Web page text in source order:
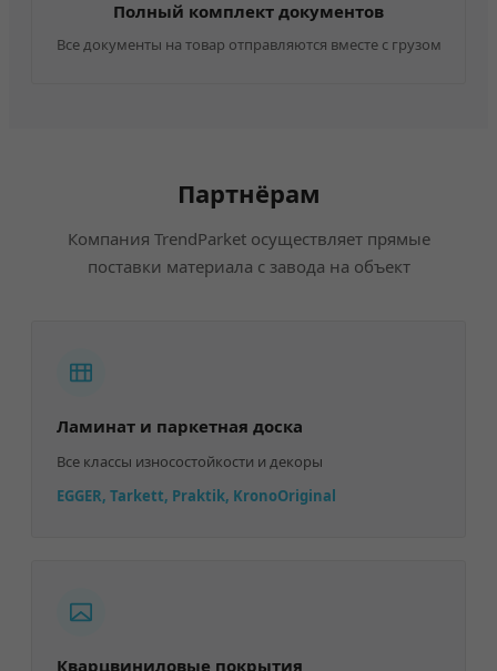
Полный комплект документов
Все документы на товар отправляются вместе с грузом
Партнёрам
Компания TrendParket осуществляет прямые
поставки материала с завода на объект
Ламинат и паркетная доска
Все классы износостойкости и декоры
EGGER, Tarkett, Praktik, KronoOriginal
Кварцвиниловые покрытия